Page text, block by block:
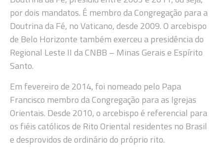
por dois mandatos. É membro da Congregação para a
Doutrina da Fé, no Vaticano, desde 2009. O arcebispo
de Belo Horizonte também exerceu a presidência do
Regional Leste II da CNBB – Minas Gerais e Espírito
Santo.
Em fevereiro de 2014, foi nomeado pelo Papa
Francisco membro da Congregação para as Igrejas
Orientais. Desde 2010, o arcebispo é referencial para
os fiéis católicos de Rito Oriental residentes no Brasil
e desprovidos de ordinário do próprio rito.